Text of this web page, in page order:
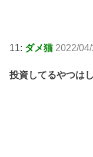
11: ダメ猫 2022/
投資してるやつは